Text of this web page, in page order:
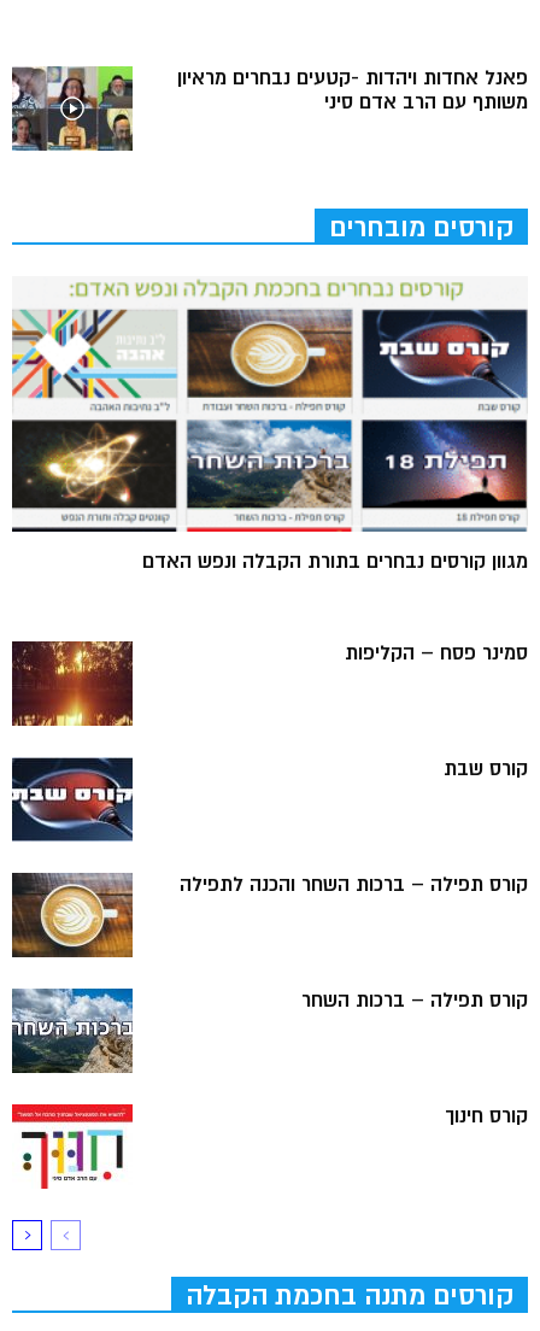
פאנל אחדות ויהדות -קטעים נבחרים מראיון
משותף עם הרב אדם סיני
קורסים מובחרים
מגוון קורסים נבחרים בתורת הקבלה ונפש האדם
סמינר פסח – הקליפות
קורס שבת
קורס תפילה – ברכות השחר והכנה לתפילה
קורס תפילה – ברכות השחר
קורס חינוך
קורסים מתנה בחכמת הקבלה